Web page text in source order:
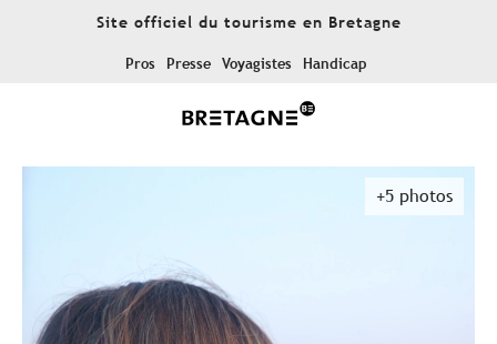
Site officiel du tourisme en Bretagne
Pros Presse Voyagistes Handicap
+5 photos